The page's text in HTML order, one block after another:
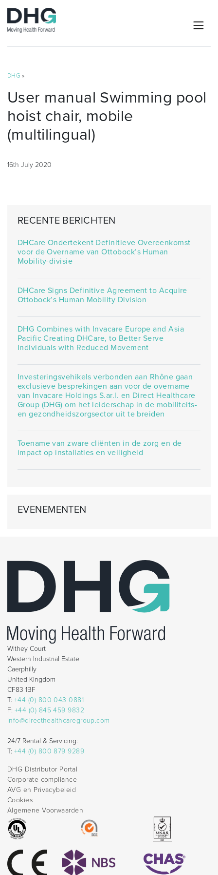
DHG »
User manual Swimming pool
hoist chair, mobile
(multilingual)
16th July 2020
RECENTE BERICHTEN
DHCare Ondertekent Definitieve Overeenkomst
voor de Overname van Ottobock’s Human
Mobility-divisie
DHCare Signs Definitive Agreement to Acquire
Ottobock’s Human Mobility Division
DHG Combines with Invacare Europe and Asia
Pacific Creating DHCare, to Better Serve
Individuals with Reduced Movement
Investeringsvehikels verbonden aan Rhône gaan
exclusieve besprekingen aan voor de overname
van Invacare Holdings S.ar.l. en Direct Healthcare
Group (DHG) om het leiderschap in de mobiliteits-
en gezondheidszorgsector uit te breiden
Toename van zware cliënten in de zorg en de
impact op installaties en veiligheid
EVENEMENTEN
Withey Court
Western Industrial Estate
Caerphilly
United Kingdom
CF83 1BF
T: +44 (0) 800 043 0881
F: +44 (0) 845 459 9832
info@directhealthcaregroup.com
24/7 Rental & Servicing:
T: +44 (0) 800 879 9289
DHG Distributor Portal
Corporate compliance
AVG en Privacybeleid
Cookies
Algemene Voorwaarden